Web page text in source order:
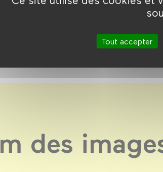
Tout accepter
des